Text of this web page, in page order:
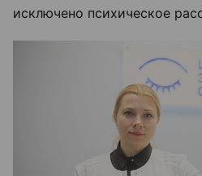
исключено психическое